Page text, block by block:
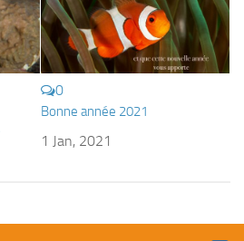
N4
0
Bonne année 2021
1 Jan, 2021